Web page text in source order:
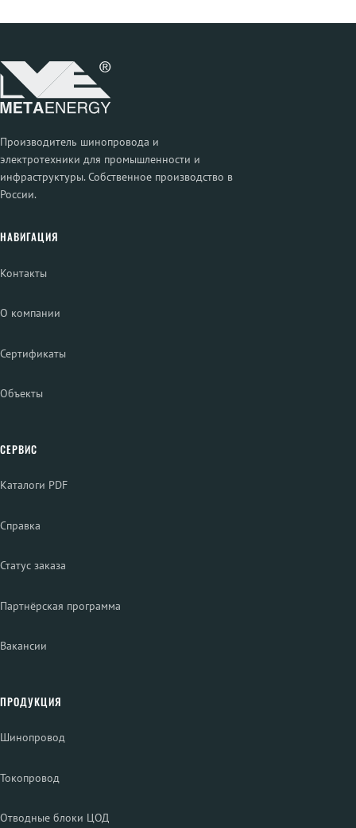
Производитель шинопровода и
электротехники для промышленности и
инфраструктуры. Собственное производство в
России.
НАВИГАЦИЯ
Контакты
О компании
Сертификаты
Объекты
СЕРВИС
Каталоги PDF
Справка
Статус заказа
Партнёрская программа
Вакансии
ПРОДУКЦИЯ
Шинопровод
Токопровод
Отводные блоки ЦОД